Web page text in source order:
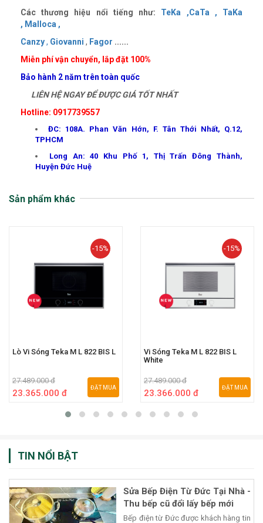
Các thương hiệu nổi tiếng như: TeKa ,CaTa ,
TaKa
, Malloca ,
Canzy, Giovanni , Fagor ......
Miễn phí vận chuyển, lắp đặt 100%
Bảo hành 2 năm trên toàn quốc
LIÊN HỆ NGAY ĐỂ ĐƯỢC GIÁ TỐT NHẤT
Hotline: 0917739557
ĐC: 108A. Phan Văn Hớn, F. Tân Thới Nhất, Q.12,
TPHCM
Long An: 40 Khu Phố 1, Thị Trấn Đông Thành,
Huyện Đức Huệ
Sản phẩm khác
-15%
Lò Vi Sóng Teka M L 822 BIS L
27.489.000 đ
23.365.000 đ
ĐẶT MUA
-15%
Vi Sóng Teka M L 822 BIS L
White
27.489.000 đ
23.366.000 đ
ĐẶT MUA
TIN NỔI BẬT
Sửa Bếp Điện Từ Đức Tại Nhà -
Thu bếp cũ đổi lấy bếp mới
Bếp điện từ Đức được khách hàng tin